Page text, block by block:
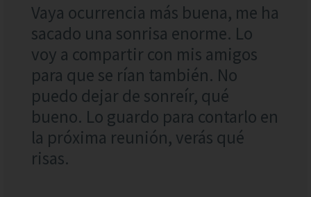
Vaya ocurrencia más buena, me ha
sacado una sonrisa enorme. Lo
voy a compartir con mis amigos
para que se rían también. No
puedo dejar de sonreír, qué
bueno. Lo guardo para contarlo en
la próxima reunión, verás qué
risas.